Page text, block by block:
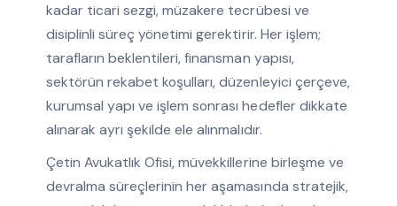
kadar ticari sezgi, müzakere tecrübesi ve
disiplinli süreç yönetimi gerektirir. Her işlem;
tarafların beklentileri, finansman yapısı,
sektörün rekabet koşulları, düzenleyici çerçeve,
kurumsal yapı ve işlem sonrası hedefler dikkate
alınarak ayrı şekilde ele alınmalıdır.
Çetin Avukatlık Ofisi, müvekkillerine birleşme ve
devralma süreçlerinin her aşamasında stratejik,